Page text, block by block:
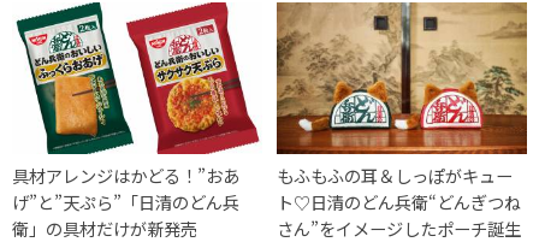
具材アレンジはかどる！”おあ
げ”と”天ぷら”「日清のどん兵
衛」の具材だけが新発売
もふもふの耳＆しっぽがキュー
ト♡日清のどん兵衛“どんぎつね
さん”をイメージしたポーチ誕生